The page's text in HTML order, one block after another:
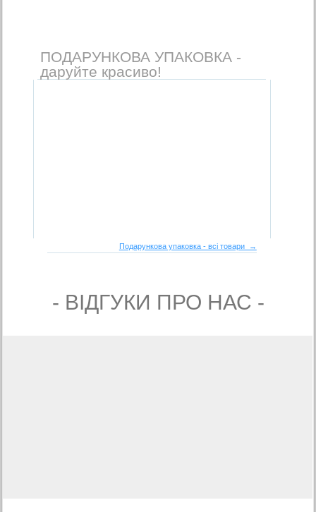
ПОДАРУНКОВА УПАКОВКА -
даруйте красиво!
Подарункова упаковка - всі товари →
- ВIДГУКИ ПРО НАС -